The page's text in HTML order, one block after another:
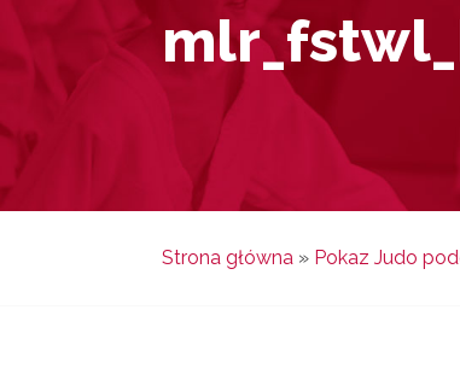
Strona główna » Pokaz Judo